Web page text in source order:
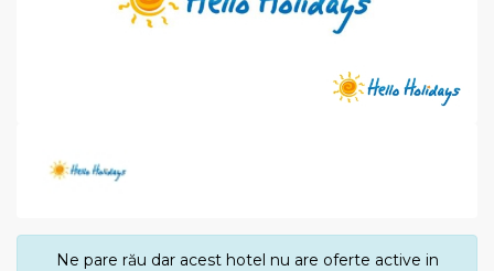
Ne pare rău dar acest hotel nu are oferte active in